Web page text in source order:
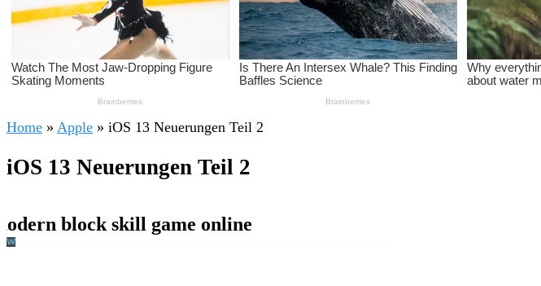
Home » Apple » iOS 13 Neuerungen Teil 2
iOS 13 Neuerungen Teil 2